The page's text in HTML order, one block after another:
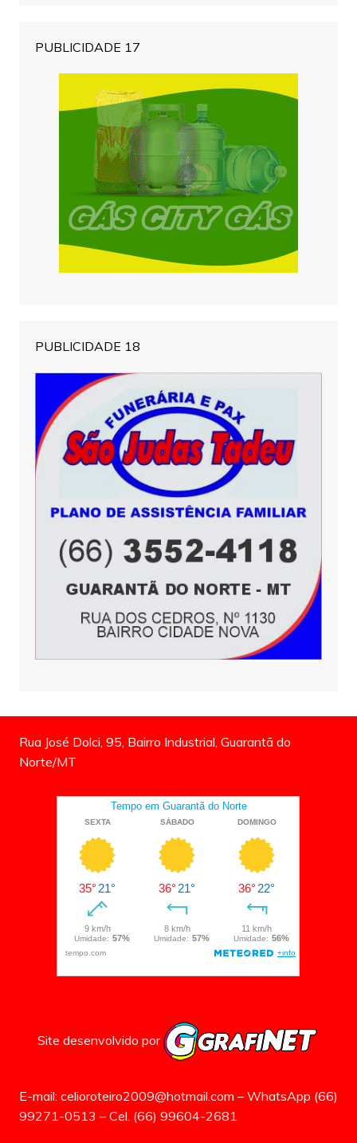
PUBLICIDADE 17
PUBLICIDADE 18
Rua José Dolci, 95, Bairro Industrial, Guarantã do
Norte/MT
Site desenvolvido por
E-mail: celioroteiro2009@hotmail.com – WhatsApp (66)
99271-0513 – Cel. (66) 99604-2681